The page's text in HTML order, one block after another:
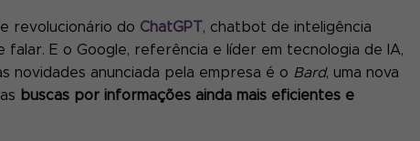
revolucionário do ChatGPT, chatbot de inteligência
E o Google, referência e líder em tecnologia de IA,
novidades anunciada pela empresa é o Bard, uma nova
buscas por informações ainda mais eficientes e